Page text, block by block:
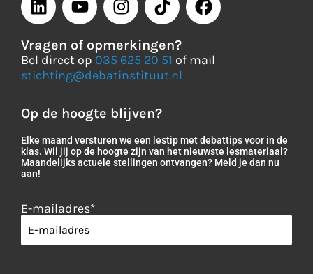
Vragen of opmerkingen?
Bel direct op 035 625 20 51 of mail
stichting@debatinstituut.nl
Op de hoogte blijven?
Elke maand versturen we een lestip met debattips voor in de
klas. Wil jij op de hoogte zijn van het nieuwste lesmateriaal?
Maandelijks actuele stellingen ontvangen? Meld je dan nu
aan!
E-mailadres*